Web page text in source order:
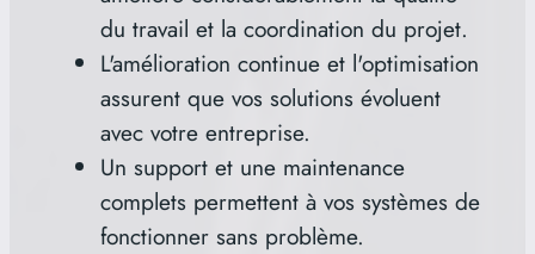
du travail et la coordination du projet.
L'amélioration continue et l'optimisation
assurent que vos solutions évoluent
avec votre entreprise.
Un support et une maintenance
complets permettent à vos systèmes de
fonctionner sans problème.